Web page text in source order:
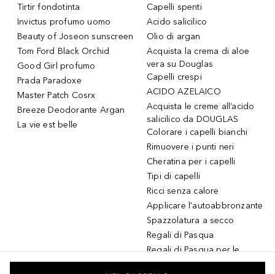
Tirtir fondotinta
Invictus profumo uomo
Beauty of Joseon sunscreen
Tom Ford Black Orchid
Good Girl profumo
Prada Paradoxe
Master Patch Cosrx
Breeze Deodorante Argan
La vie est belle
Capelli spenti
Acido salicilico
Olio di argan
Acquista la crema di aloe
vera su Douglas
Capelli crespi
ACIDO AZELAICO
Acquista le creme all’acido
salicilico da DOUGLAS
Colorare i capelli bianchi
Rimuovere i punti neri
Cheratina per i capelli
Tipi di capelli
Ricci senza calore
Applicare l'autoabbronzante
Spazzolatura a secco
Regali di Pasqua
Regali di Pasqua per le
donne